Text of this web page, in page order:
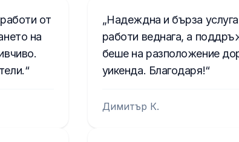
от
на
Надеждна и бърза
работи веднага, а
беше на разположение
уикенда. Благодаря!
Димитър К.